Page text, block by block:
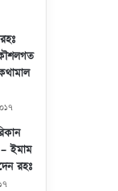
ইমাম
রহঃ